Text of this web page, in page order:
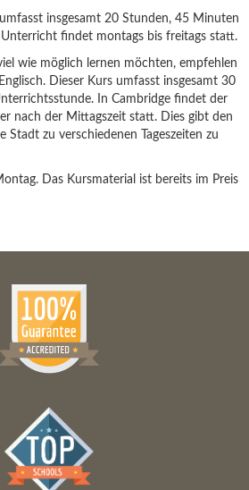
insgesamt 20 Stunden, 45 Minuten
findet montags bis freitags statt.
wie möglich lernen möchten, empfehlen
Dieser Kurs umfasst insgesamt 30
In Cambridge findet der
nach der Mittagszeit statt. Dies gibt den
Stadt zu verschiedenen Tageszeiten zu
Das Kursmaterial ist bereits im Preis